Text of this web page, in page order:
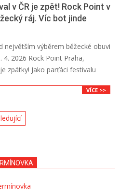
v ČR je zpět! Rock Point v
ráj. Víc bot jinde
největším výběrem běžecké obuvi
2026 Rock Point Praha,
zpátky! Jako parťáci festivalu
VÍCE >>